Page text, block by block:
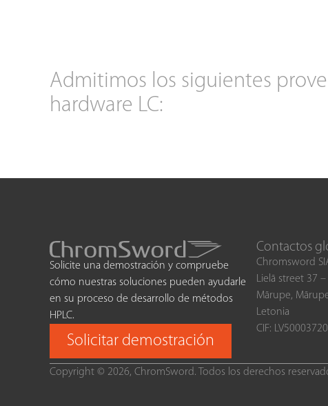
Admitimos los siguientes
hardware LC:
Solicite una demostración y compruebe
cómo nuestras soluciones pueden ayudarle
en su proceso de desarrollo de métodos
HPLC.
Solicitar demostración
Contactos
Chromsword
Lielā street 37 –
Mārupe,
Letonia
CIF:
Copyright © 2026, ChromSword. Todos los derechos